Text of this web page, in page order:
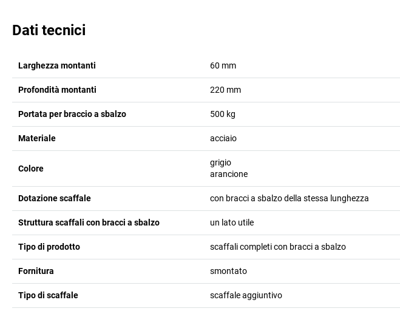
Dati tecnici
Larghezza montanti 60 mm
Profondità montanti 220 mm
Portata per braccio a sbalzo 500 kg
Materiale acciaio
Colore
grigio
arancione
Dotazione scaffale con bracci a sbalzo della stessa lunghezza
Struttura scaffali con bracci a sbalzo un lato utile
Tipo di prodotto scaffali completi con bracci a sbalzo
Fornitura smontato
Tipo di scaffale scaffale aggiuntivo